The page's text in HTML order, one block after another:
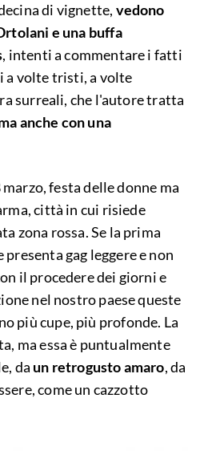
di vignette, vedono
e una buffa
, intenti a commentare i fatti
a volte tristi, a volte
surreali, che l'autore tratta
anche con una
festa delle donne ma
città in cui risiede
zona rossa. Se la prima
gag leggere e non
il procedere dei giorni e
nel nostro paese queste
più cupe, più profonde. La
ma essa è puntualmente
da un retrogusto amaro, da
come un cazzotto